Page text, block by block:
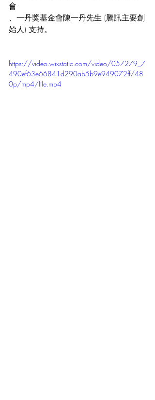
會
、一丹獎基金會陳一丹先生 (騰訊主要創
始人) 支持。
https://video.wixstatic.com/video/057279_7
490ef63e66841d290ab5b9e949072ff/48
0p/mp4/file.mp4